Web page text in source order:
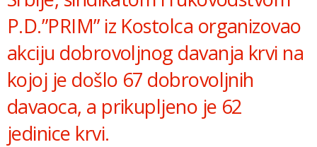
P.D.”PRIM” iz Kostolca organizovao
akciju dobrovoljnog davanja krvi na
kojoj je došlo 67 dobrovoljnih
davaoca, a prikupljeno je 62
jedinice krvi.